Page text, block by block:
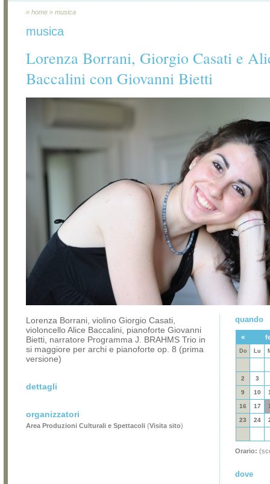
» home » musica
musica
Lorenza Borrani, Giorgio Casati e
Baccalini con Giovanni Bietti
Lorenza Borrani, violino Giorgio Casati,
violoncello Alice Baccalini, pianoforte Giovanni
Bietti, narratore Programma J. BRAHMS Trio in
si maggiore per archi e pianoforte op. 8 (prima
versione)
dettagli
organizzatori
Area Produzioni Culturali e Spettacoli (Visita sito)
quando
«
Do Lu
2 3
9 10
16 17
23 24
Orario:
dove